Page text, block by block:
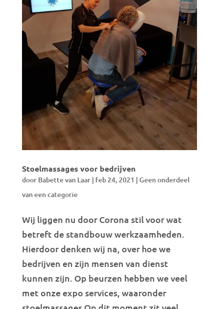
Stoelmassages voor bedrijven
door Babette van Laar| feb 24, 2021 | Geen onderdeel
van een categorie
Wij liggen nu door Corona stil voor wat
betreft de standbouw werkzaamheden.
Hierdoor denken wij na, over hoe we
bedrijven en zijn mensen van dienst
kunnen zijn. Op beurzen hebben we veel
met onze expo services, waaronder